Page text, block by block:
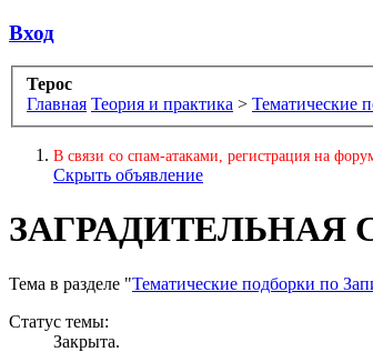
Вход
Терос
Главная Теория и практика > Тематические
В связи со спам-атаками, регистрация на
Скрыть объявление
ЗАГРАДИТЕЛЬНАЯ
Тема в разделе "Тематические подборки по
Статус темы:
Закрыта.